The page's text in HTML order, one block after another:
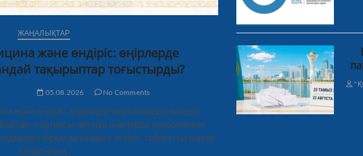
ЖАҢАЛЫҚТАР
және өндіріс: өңірлерде
тақырыптар тоғыстырды?
05.08.2026 No Comments
және өндіріс: өңірлерде партияларды қандай
партиясы әртүрлі өңірлерде экологиялық
бірқатар кездесу өткізіп, табиғатты қорғау
саласының…